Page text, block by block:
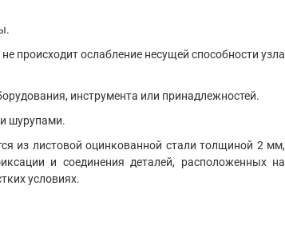
происходит ослабление несущей способности узла
инструмента или принадлежностей.
шурупами.
из листовой оцинкованной стали толщиной 2 мм,
и соединения деталей, расположенных на
условиях.